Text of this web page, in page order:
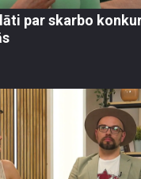
par skarbo